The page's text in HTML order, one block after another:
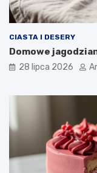
CIASTA I DESERY
Domowe
28 lipca 2026